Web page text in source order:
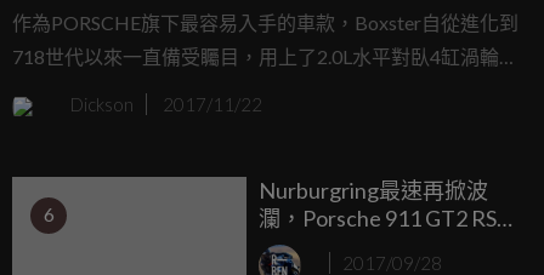
作為PORSCHE旗下最容易入手的車款，Boxster自從進化到
718世代以來一直備受矚目，用上了2.0L水平對臥4缸渦輪增
壓引擎，均衡的表現受到許多車迷喜愛，雖然是PORSCHE的
入門款，但卻有著相當迷人的風采，現在更加性能化的718
Dickson 2017/11/22
6
Nurburgring最速再掀波
瀾，Porsche 911 GT2 RS破
紀錄來襲
2017/09/28